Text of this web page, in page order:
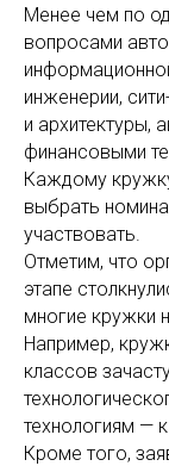
Менее чем по
вопросами
инженерии,
и архитектуры,
финансовыми
Каждому
выбрать
участвовать.
Отметим, что
этапе
многие кружки
Например,
классов
технологиям —
Кроме того,